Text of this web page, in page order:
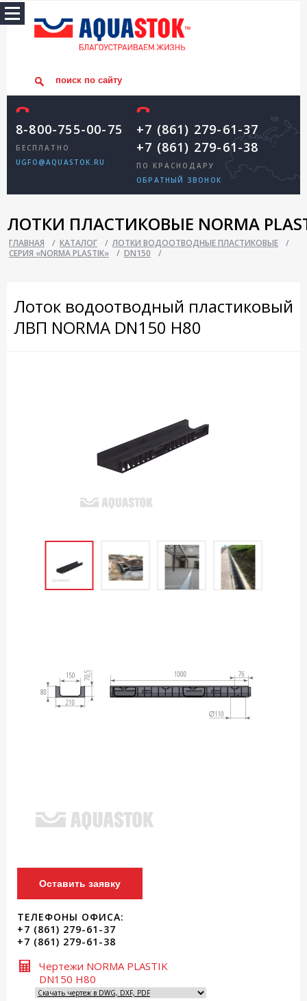
8-800-755-00-75
БЕСПЛАТНО
UGFO@AQUASTOK.RU
+7 (861) 279-61-37
+7 (861) 279-61-38
ПО КРАСНОДАРУ
ОБРАТНЫЙ ЗВОНОК
ЛОТКИ ПЛАСТИКОВЫЕ NORMA
ГЛАВНАЯ / КАТАЛОГ / ЛОТКИ ВОДООТВОДНЫЕ ПЛАСТИКОВЫЕ
/
СЕРИЯ «NORMA PLASTIK»
/ DN150 /
Лоток водоотводный пластиковый
ЛВП NORMA DN150 H80
Оставить заявку
ТЕЛЕФОНЫ ОФИСА:
+7 (861) 279-61-37
+7 (861) 279-61-38
Чертежи NORMA PLASTIK
DN150 H80